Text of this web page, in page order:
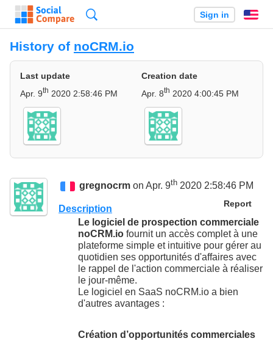
Sign in
History of noCRM.io
Last update
Apr. 9th 2020 2:58:46 PM
Creation date
Apr. 8th 2020 4:00:45 PM
gregnocrm on Apr. 9th 2020 2:58:46 PM
Report
Description
Le logiciel de prospection commerciale
noCRM.io fournit un accès complet à une
plateforme simple et intuitive pour gérer au
quotidien ses opportunités d'affaires avec
le rappel de l'action commerciale à réaliser
le jour-même.
Le logiciel en SaaS noCRM.io a bien
d'autres avantages :
Création d’opportunités commerciales